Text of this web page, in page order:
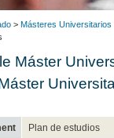
> Másteres Universitarios
Máster
Plan de estudios